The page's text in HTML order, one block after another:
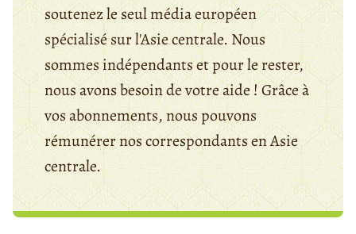
soutenez le seul média européen
spécialisé sur l'Asie centrale. Nous
sommes indépendants et pour le rester,
nous avons besoin de votre aide ! Grâce à
vos abonnements, nous pouvons
rémunérer nos correspondants en Asie
centrale.